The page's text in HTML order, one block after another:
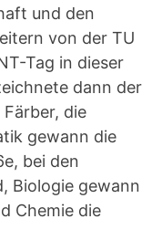
und den
von der TU
Tag in dieser
dann der
die
gewann die
bei den
Biologie gewann
Chemie die